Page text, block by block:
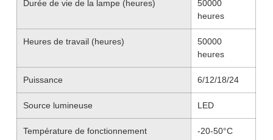
Durée de vie de la lampe (heures)
50000
heures
Heures de travail (heures)
50000
heures
Puissance 6/12/18/24
Source lumineuse LED
Température de fonctionnement -20-50°C